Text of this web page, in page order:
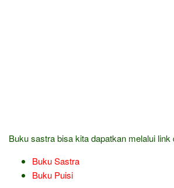
Buku sastra bisa kita dapatkan melalui link
Buku Sastra
Buku Puisi